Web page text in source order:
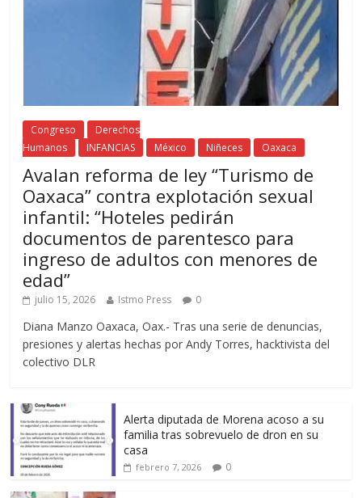
Congreso
Derechos
Humanos
INFANCIAS México Niñeces Oaxaca
Avalan reforma de ley “Turismo de
Oaxaca” contra explotación sexual
infantil: “Hoteles pedirán
documentos de parentesco para
ingreso de adultos con menores de
edad”
julio 15, 2026 Istmo Press 0
Diana Manzo Oaxaca, Oax.- Tras una serie de denuncias,
presiones y alertas hechas por Andy Torres, hacktivista del
colectivo DLR
Alerta diputada de Morena acoso a su
familia tras sobrevuelo de dron en su
casa
febrero 7, 2026 0